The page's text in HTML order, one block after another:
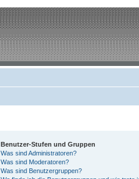
Benutzer-Stufen und Gruppen
Was sind Administratoren?
Was sind Moderatoren?
Was sind Benutzergruppen?